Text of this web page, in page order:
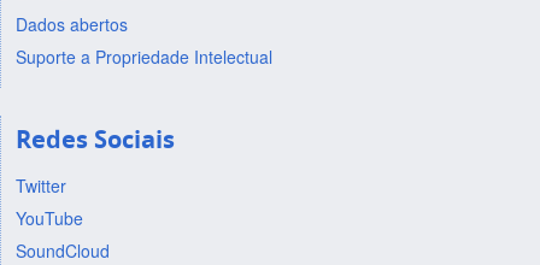
Dados abertos
Suporte a Propriedade Intelectual
Redes Sociais
Twitter
YouTube
SoundCloud